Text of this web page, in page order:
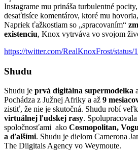
Instagrame mu prináša turbulentné
desaťtisíce komentárov, ktoré mu
Napriek ťažkostiam so „spracovaním“
existenciu, Knox vytrváva vo svojom
https://twitter.com/RealKnoxFrost/status/
Shudu
Shudu je prvá digitálna supermodelka
Pochádza z Južnej Afriky a až 9
zistiť, že nie je skutočná. Shudu robí
virtuálnej ľudskej rasy.
spoločnosťami ako Cosmopolitan,
a ďalšími. Shudu je dielom Camerona
The Diigitals Agency vo Weymoute.